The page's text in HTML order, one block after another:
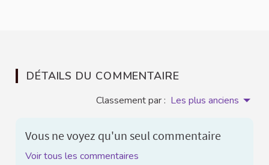
DÉTAILS DU COMMENTAIRE
Classement par : Les plus anciens
Vous ne voyez qu'un seul commentaire
Voir tous les commentaires